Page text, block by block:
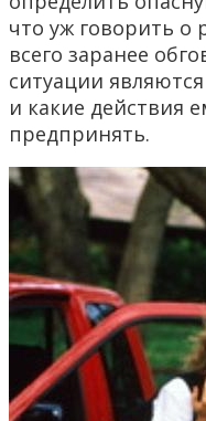
что уж говорить о
всего заранее
ситуации
и какие действия
предпринять.